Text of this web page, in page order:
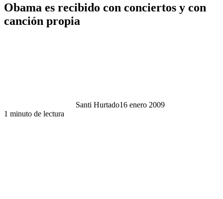
Obama es recibido con conciertos y con
canción propia
Santi Hurtado16 enero 2009
1 minuto de lectura